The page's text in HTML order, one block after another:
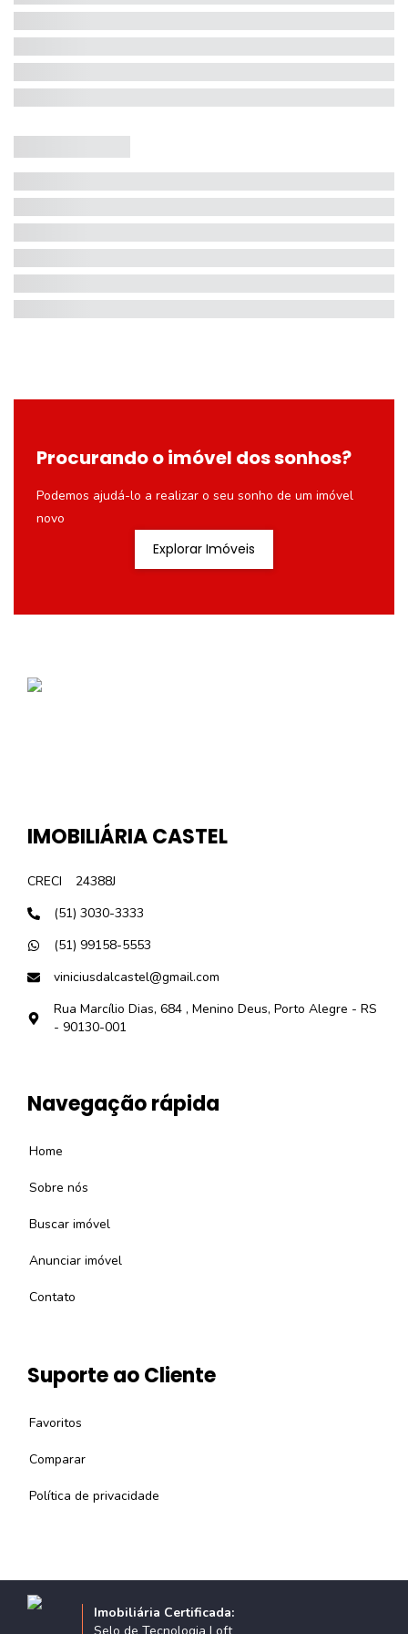
Procurando o imóvel dos sonhos?
Podemos ajudá-lo a realizar o seu sonho de um imóvel
novo
Explorar Imóveis
IMOBILIÁRIA CASTEL
CRECI
24388J
(51) 3030-3333
(51) 99158-5553
viniciusdalcastel@gmail.com
Rua Marcílio Dias, 684 , Menino Deus, Porto Alegre - RS
- 90130-001
Navegação rápida
Home
Sobre nós
Buscar imóvel
Anunciar imóvel
Contato
Suporte ao Cliente
Favoritos
Comparar
Política de privacidade
Imobiliária Certificada: